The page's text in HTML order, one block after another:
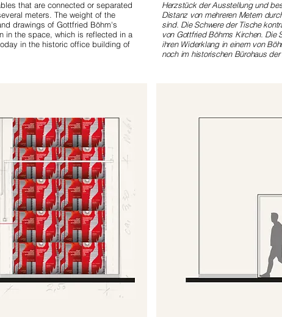
that are connected or separated
meters. The weight of the
drawings of Gottfried Böhm's
in the space, which is reflected in a
in the historic office building of
Herzstück der Ausstellung und
Distanz von mehreren Metern
sind. Die Schwere der Tische
von Gottfried Böhms Kirchen. Die
ihren Widerklang in einem von
noch im historischen Bürohaus